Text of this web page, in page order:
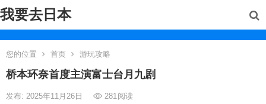
我要去日本
您的位置 首页 游玩攻略
桥本环奈首度主演富士台月九剧
发布: 2025年11月26日 281阅读